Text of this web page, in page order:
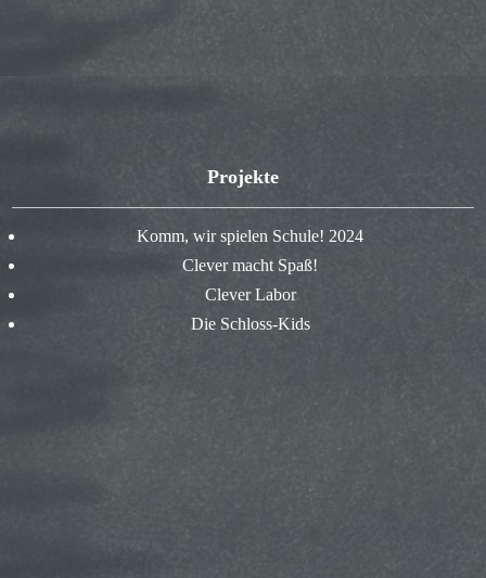
Projekte
Komm, wir spielen Schule! 2024
Clever macht Spaß!
Clever Labor
Die Schloss-Kids